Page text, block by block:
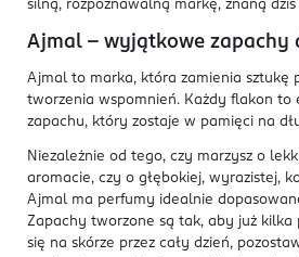
silną, rozpoznawalną markę, znaną
Ajmal – wyjątkowe zapachy
Ajmal to marka, która zamienia sztukę
tworzenia wspomnień. Każdy flakon to
zapachu, który zostaje w pamięci na
Niezależnie od tego, czy marzysz o
aromacie, czy o głębokiej, wyrazistej,
Ajmal ma perfumy idealnie
Zapachy tworzone są tak, aby już kilka
się na skórze przez cały dzień,